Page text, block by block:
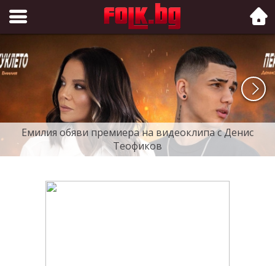
Folk.bg
Емилия обяви премиера на видеоклипа с Денис
Теофиков